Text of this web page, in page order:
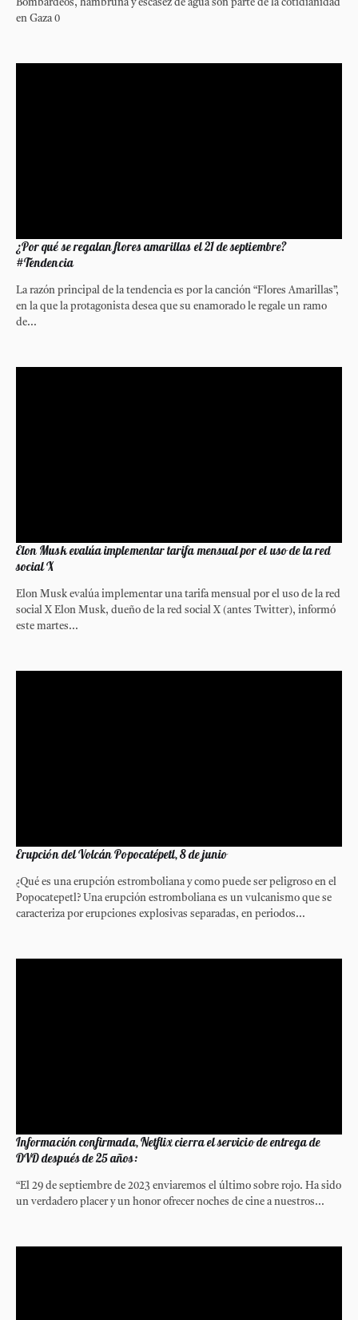
Bombardeos, hambruna y escasez de agua son parte de la cotidianidad
en Gaza 0
¿Por qué se regalan flores amarillas el 21 de septiembre?
#Tendencia
La razón principal de la tendencia es por la canción “Flores Amarillas”,
en la que la protagonista desea que su enamorado le regale un ramo
de...
Elon Musk evalúa implementar tarifa mensual por el uso de la red
social X
Elon Musk evalúa implementar una tarifa mensual por el uso de la red
social X Elon Musk, dueño de la red social X (antes Twitter), informó
este martes...
Erupción del Volcán Popocatépetl, 8 de junio
¿Qué es una erupción estromboliana y como puede ser peligroso en el
Popocatepetl? Una erupción estromboliana es un vulcanismo que se
caracteriza por erupciones explosivas separadas, en periodos...
Información confirmada, Netflix cierra el servicio de entrega de
DVD después de 25 años:
“El 29 de septiembre de 2023 enviaremos el último sobre rojo. Ha sido
un verdadero placer y un honor ofrecer noches de cine a nuestros...